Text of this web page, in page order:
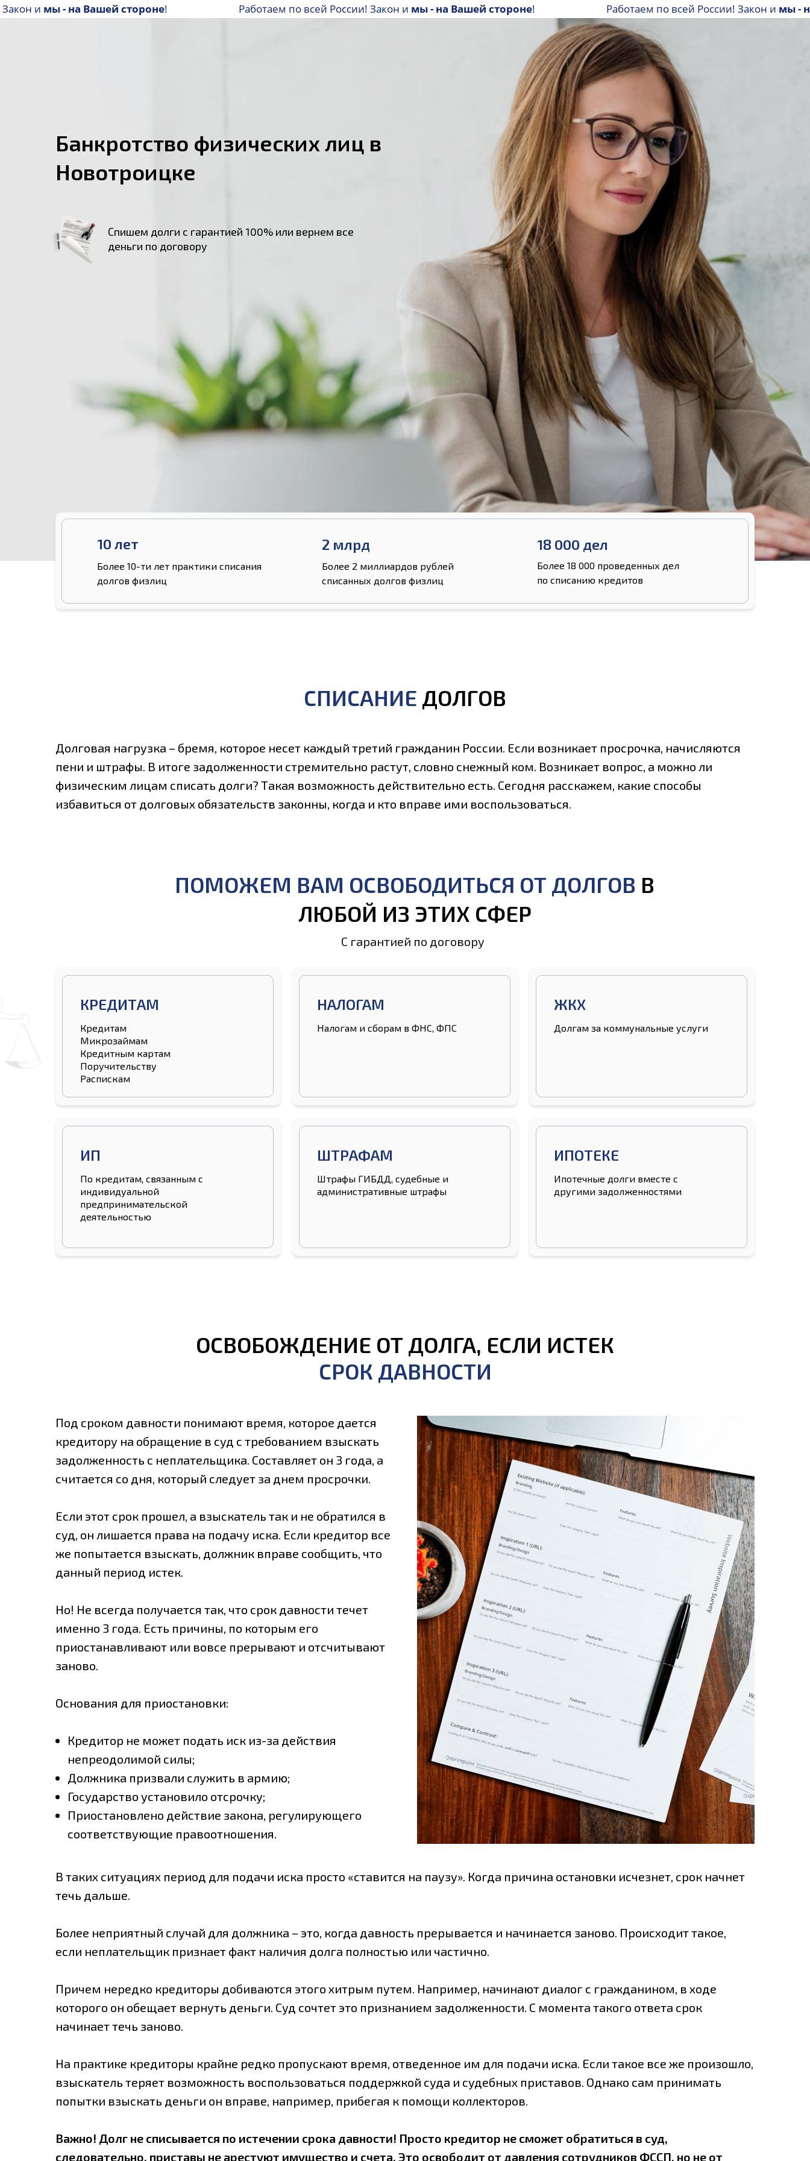
Работаем по всей России! Закон и мы - на Вашей стороне!
и мы - на Вашей стороне! Работаем по всей России! Закон и мы -
Банкротство физических лиц в
Новотроицке
Спишем долги с гарантией 100% или вернем все
деньги по договору
10 лет
Более 10-ти лет практики списания
долгов физлиц
2 млрд
Более 2 миллиардов рублей
списанных долгов физлиц
18 000 дел
Более 18 000 проведенных дел
по списанию кредитов
СПИСАНИЕ ДОЛГОВ
Долговая нагрузка – бремя, которое несет каждый третий гражданин России. Если возникает просрочка, начисляются
пени и штрафы. В итоге задолженности стремительно растут, словно снежный ком. Возникает вопрос, а можно ли
физическим лицам списать долги? Такая возможность действительно есть. Сегодня расскажем, какие способы
избавиться от долговых обязательств законны, когда и кто вправе ими воспользоваться.
НАЛОГАМ
Налогам и сборам в ФНС, ФПС
ПОМОЖЕМ ВАМ ОСВОБОДИТЬСЯ ОТ ДОЛГОВ В
ЛЮБОЙ ИЗ ЭТИХ СФЕР
С гарантией по договору
ЖКХ
Долгам за коммунальные услуги
КРЕДИТАМ
Кредитам
Микрозаймам
Кредитным картам
Поручительству
Распискам
ШТРАФАМ
Штрафы ГИБДД, судебные и
административные штрафы
ИПОТЕКЕ
Ипотечные долги вместе с
другими задолженностями
ИП
По кредитам, связанным с
индивидуальной
предпринимательской
деятельностью
ОСВОБОЖДЕНИЕ ОТ ДОЛГА, ЕСЛИ ИСТЕК
СРОК ДАВНОСТИ
Под сроком давности понимают время, которое дается
кредитору на обращение в суд с требованием взыскать
задолженность с неплательщика. Составляет он 3 года, а
считается со дня, который следует за днем просрочки.
Если этот срок прошел, а взыскатель так и не обратился в
суд, он лишается права на подачу иска. Если кредитор все
же попытается взыскать, должник вправе сообщить, что
данный период истек.
Но! Не всегда получается так, что срок давности течет
именно 3 года. Есть причины, по которым его
приостанавливают или вовсе прерывают и отсчитывают
заново.
Основания для приостановки:
Кредитор не может подать иск из-за действия
непреодолимой силы;
Должника призвали служить в армию;
Государство установило отсрочку;
Приостановлено действие закона, регулирующего
соответствующие правоотношения.
В таких ситуациях период для подачи иска просто «ставится на паузу». Когда причина остановки исчезнет, срок начнет
течь дальше.
Более неприятный случай для должника – это, когда давность прерывается и начинается заново. Происходит такое,
если неплательщик признает факт наличия долга полностью или частично.
Причем нередко кредиторы добиваются этого хитрым путем. Например, начинают диалог с гражданином, в ходе
которого он обещает вернуть деньги. Суд сочтет это признанием задолженности. С момента такого ответа срок
начинает течь заново.
На практике кредиторы крайне редко пропускают время, отведенное им для подачи иска. Если такое все же произошло,
взыскатель теряет возможность воспользоваться поддержкой суда и судебных приставов. Однако сам принимать
попытки взыскать деньги он вправе, например, прибегая к помощи коллекторов.
Важно! Долг не списывается по истечении срока давности! Просто кредитор не сможет обратиться в суд,
следовательно, приставы не арестуют имущество и счета. Это освободит от давления сотрудников ФССП, но не от